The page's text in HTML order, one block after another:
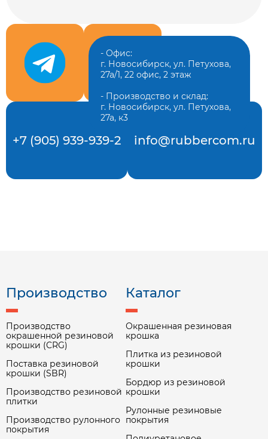
- Офис:
г. Новосибирск, ул. Петухова,
27а/1, 22 офис, 2 этаж
- Производство и склад:
г. Новосибирск, ул. Петухова,
27а, к3
+7 (905) 939-939-2 info@rubbercom.ru
Производство
Производство
окрашенной резиновой
крошки (CRG)
Поставка резиновой
крошки (SBR)
Производство резиновой
плитки
Производство рулонного
покрытия
Каталог
Окрашенная резиновая
крошка
Плитка из резиновой
крошки
Бордюр из резиновой
крошки
Рулонные резиновые
покрытия